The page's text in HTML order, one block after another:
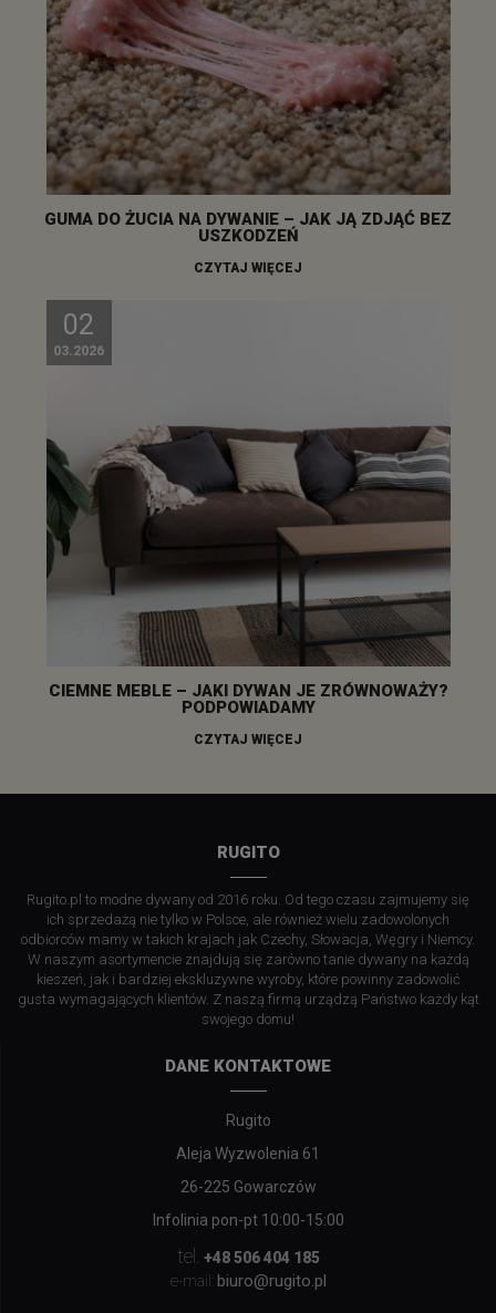
GUMA DO ŻUCIA NA DYWANIE – JAK JĄ ZDJĄĆ BEZ
USZKODZEŃ
CZYTAJ WIĘCEJ
02
03.2026
CIEMNE MEBLE – JAKI DYWAN JE ZRÓWNOWAŻY?
PODPOWIADAMY
CZYTAJ WIĘCEJ
RUGITO
Rugito.pl to modne dywany od 2016 roku. Od tego czasu zajmujemy się
ich sprzedażą nie tylko w Polsce, ale również wielu zadowolonych
odbiorców mamy w takich krajach jak Czechy, Słowacja, Węgry i Niemcy.
W naszym asortymencie znajdują się zarówno tanie dywany na każdą
kieszeń, jak i bardziej ekskluzywne wyroby, które powinny zadowolić
gusta wymagających klientów. Z naszą firmą urządzą Państwo każdy kąt
swojego domu!
DANE KONTAKTOWE
Rugito
Aleja Wyzwolenia 61
26-225 Gowarczów
Infolinia pon-pt 10:00-15:00
tel.
+48 506 404 185
e-mail: biuro@rugito.pl